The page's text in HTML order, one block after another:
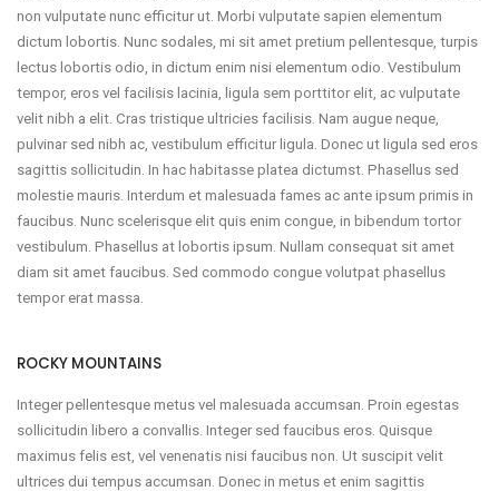
non vulputate nunc efficitur ut. Morbi vulputate sapien elementum
dictum lobortis. Nunc sodales, mi sit amet pretium pellentesque, turpis
lectus lobortis odio, in dictum enim nisi elementum odio. Vestibulum
tempor, eros vel facilisis lacinia, ligula sem porttitor elit, ac vulputate
velit nibh a elit. Cras tristique ultricies facilisis. Nam augue neque,
pulvinar sed nibh ac, vestibulum efficitur ligula. Donec ut ligula sed eros
sagittis sollicitudin. In hac habitasse platea dictumst. Phasellus sed
molestie mauris. Interdum et malesuada fames ac ante ipsum primis in
faucibus. Nunc scelerisque elit quis enim congue, in bibendum tortor
vestibulum. Phasellus at lobortis ipsum. Nullam consequat sit amet
diam sit amet faucibus. Sed commodo congue volutpat phasellus
tempor erat massa.
ROCKY MOUNTAINS
Integer pellentesque metus vel malesuada accumsan. Proin egestas
sollicitudin libero a convallis. Integer sed faucibus eros. Quisque
maximus felis est, vel venenatis nisi faucibus non. Ut suscipit velit
ultrices dui tempus accumsan. Donec in metus et enim sagittis